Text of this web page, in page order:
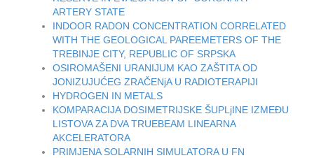
ARTERY STATE
INDOOR RADON CONCENTRATION CORRELATED
WITH THE GEOLOGICAL PAREEMETERS OF THE
TREBINJE CITY, REPUBLIC OF SRPSKA
OSIROMAŠENI URANIJUM KAO ZAŠTITA OD
JONIZUJUĆEG ZRAČENjA U RADIOTERAPIJI
HYDROGEN IN METALS
KOMPARACIJA DOSIMETRIJSKE ŠUPLjINE IZMEĐU
LISTOVA ZA DVA TRUEBEAM LINEARNA
AKCELERATORA
PRIMJENA SOLARNIH SIMULATORA U FN